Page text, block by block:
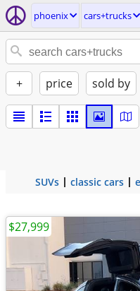
phoenix cars+trucks
+ price sold by
SUVs classic cars
$27,999